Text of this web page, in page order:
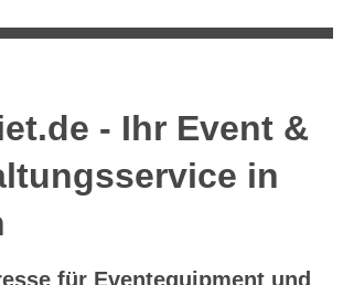
- Ihr Event &
in
für Eventequipment und